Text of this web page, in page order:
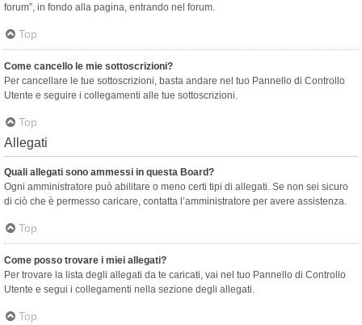
forum”, in fondo alla pagina, entrando nel forum.
Top
Come cancello le mie sottoscrizioni?
Per cancellare le tue sottoscrizioni, basta andare nel tuo Pannello di Controllo
Utente e seguire i collegamenti alle tue sottoscrizioni.
Top
Allegati
Quali allegati sono ammessi in questa Board?
Ogni amministratore può abilitare o meno certi tipi di allegati. Se non sei sicuro
di ciò che è permesso caricare, contatta l’amministratore per avere assistenza.
Top
Come posso trovare i miei allegati?
Per trovare la lista degli allegati da te caricati, vai nel tuo Pannello di Controllo
Utente e segui i collegamenti nella sezione degli allegati.
Top